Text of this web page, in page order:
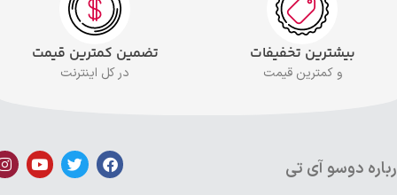
بیشترین تخفیفات
و کمترین قیمت
تضمین کمترین قیمت
در کل اینترنت
دوسو آی تی